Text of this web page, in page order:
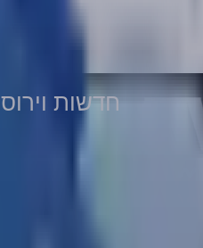
חדשות וירוס TV - מהדורה 589 • ה'גרטהפוביה' של 'חרטא-גרטה'! - חלק א' • 01-11-2022